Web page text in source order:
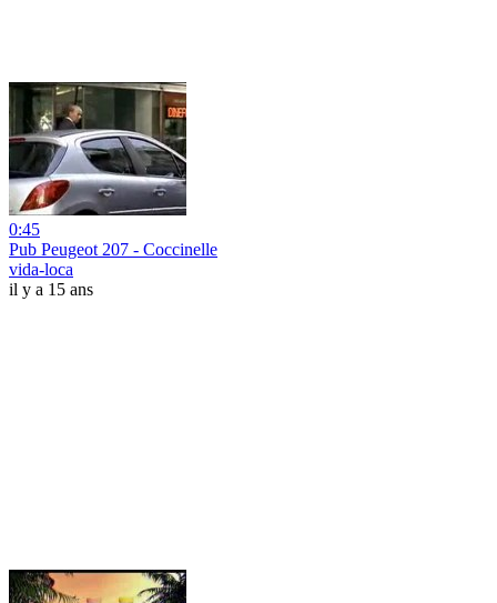
0:45
Pub Peugeot 207 - Coccinelle
vida-loca
il y a 15 ans